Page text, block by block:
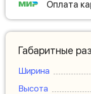
Оплата
Габаритные
Ширина
Высота